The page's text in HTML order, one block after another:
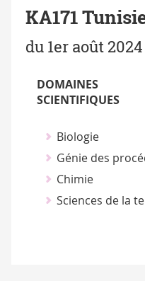
par
UEKA171
du 1er août
DOMAINES
SCIENTIFIQUES
Biologie
Génie des
Chimie
Sciences de la